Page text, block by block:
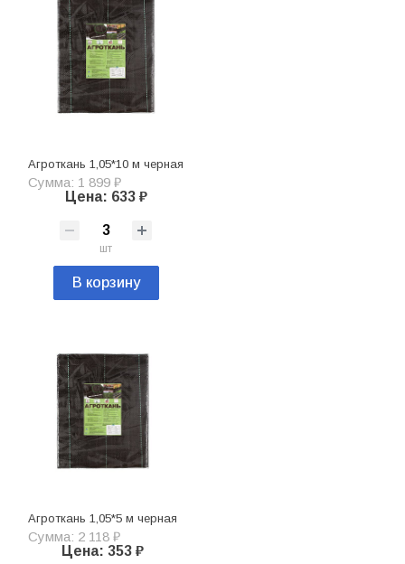
Агроткань 1,05*10 м черная
Сумма: 1 899 ₽
Цена: 633 ₽
шт
В корзину
Агроткань 1,05*5 м черная
Сумма: 2 118 ₽
Цена: 353 ₽